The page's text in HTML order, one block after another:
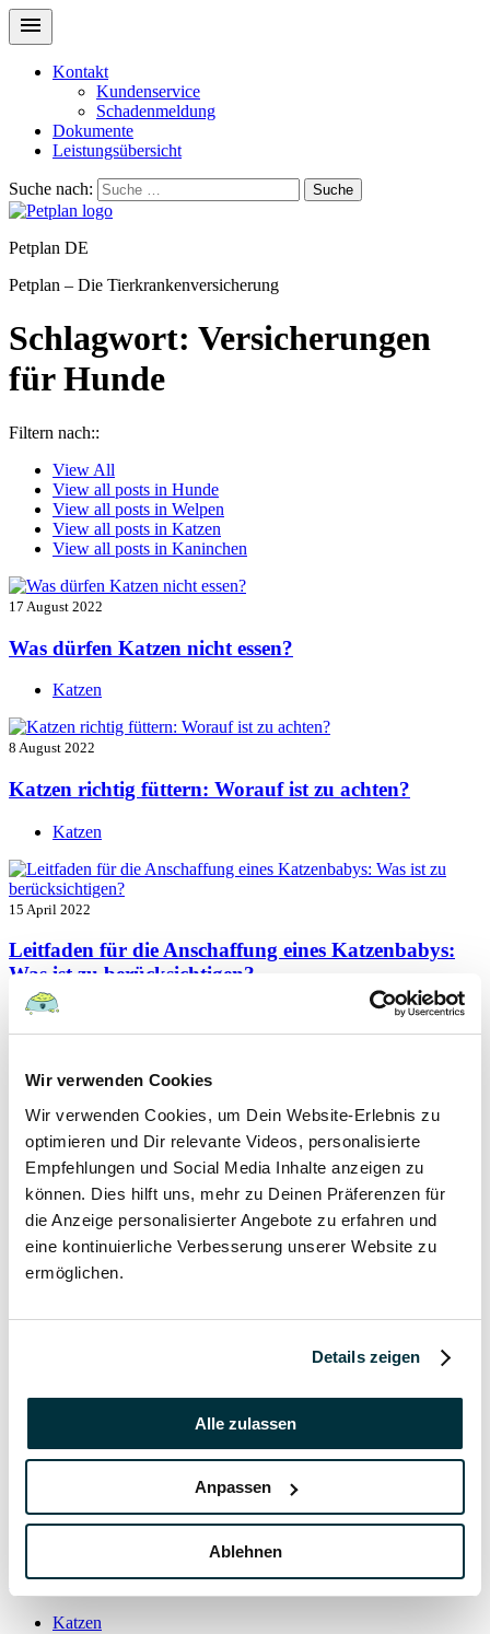
Wir verwenden Cookies
Wir verwenden Cookies, um Dein Website-Erlebnis zu
optimieren und Dir relevante Videos, personalisierte
Empfehlungen und Social Media Inhalte anzeigen zu
können. Dies hilft uns, mehr zu Deinen Präferenzen für
die Anzeige personalisierter Angebote zu erfahren und
eine kontinuierliche Verbesserung unserer Website zu
ermöglichen.
Details zeigen
Alle zulassen
Anpassen
Ablehnen
Kontakt
Kundenservice
Schadenmeldung
Dokumente
Leistungsübersicht
Suche nach: Suche
Petplan DE
Petplan – Die Tierkrankenversicherung
Schlagwort: Versicherungen
für Hunde
Filtern nach::
View All
View all posts in Hunde
View all posts in Welpen
View all posts in Katzen
View all posts in Kaninchen
17 August 2022
Was dürfen Katzen nicht essen?
Katzen
8 August 2022
Katzen richtig füttern: Worauf ist zu achten?
Katzen
15 April 2022
Leitfaden für die Anschaffung eines Katzenbabys:
Was ist zu berücksichtigen?
Katzen
17 November 2021
Grannen bei Hund und Katze
Hunde
Katzen
Tierkrankheiten
17 November 2021
17 November 2021
Katzenversicherung mit Kastration
Katzen